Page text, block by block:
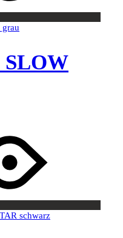
SLOW